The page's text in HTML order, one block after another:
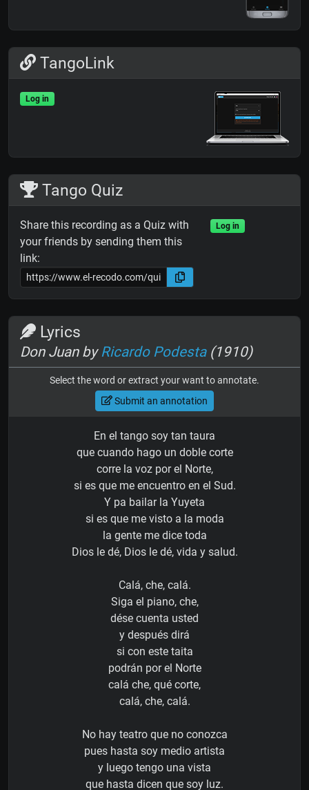
TangoLink
Log in
Tango Quiz
Share this recording as a Quiz with
your friends by sending them this
link:
Log in
Lyrics
Don Juan byRicardo Podesta(1910)
Select the word or extract your want to annotate.
Submit an annotation
En el tango soy tan taura
que cuando hago un doble corte
corre la voz por el Norte,
si es que me encuentro en el Sud.
Y pa bailar la Yuyeta
si es que me visto a la moda
la gente me dice toda
Dios le dé, Dios le dé, vida y salud.
Calá, che, calá.
Siga el piano, che,
dése cuenta usted
y después dirá
si con este taita
podrán por el Norte
calá che, qué corte,
calá, che, calá.
No hay teatro que no conozca
pues hasta soy medio artista
y luego tengo una vista
que hasta dicen que soy luz.